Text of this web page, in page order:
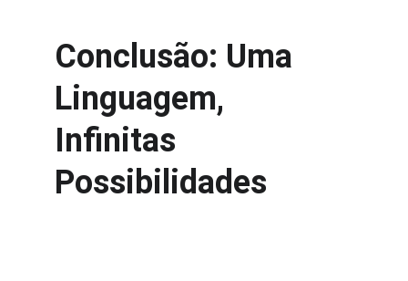
Conclusão: Uma
Linguagem,
Infinitas
Possibilidades